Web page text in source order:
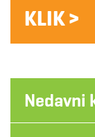
KLIK >
Nedavni